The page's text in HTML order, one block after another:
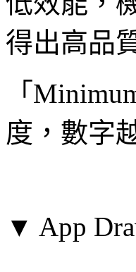
得出高品
「
度，數字
▼ App